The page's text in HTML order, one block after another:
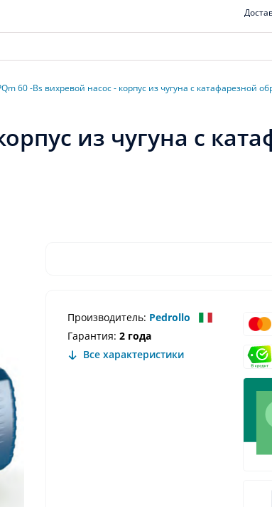
60 -Bs вихревой насос - корпус из чугуна с катафарезной
из чугуна с
Производитель: Pedrollo
Гарантия: 2 года
Все характеристики